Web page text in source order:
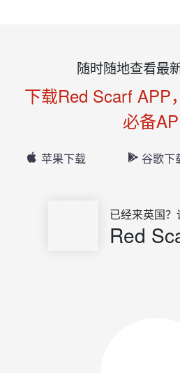
随时随地查看最
下载Red Scarf APP
必备
苹果下载 谷歌下
已经来英国
Red